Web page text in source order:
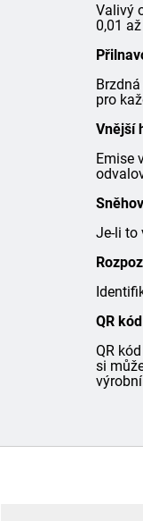
Valivý
0,01
pro
Vnější
Emise
Je-li to
QR kód
QR
si